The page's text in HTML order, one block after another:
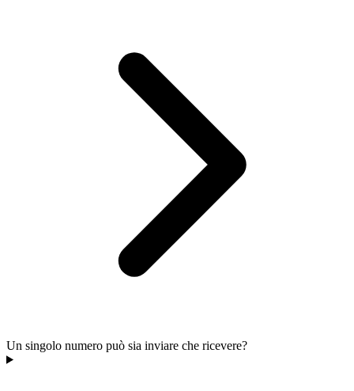
Un singolo numero può sia inviare che ricevere?